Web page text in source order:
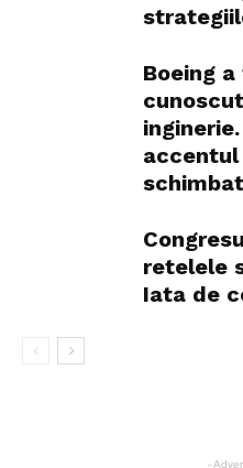
Boeing
retelele
Iata de
-